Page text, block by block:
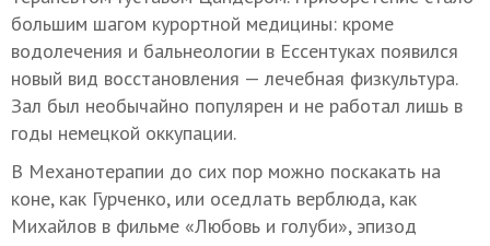
большим шагом курортной медицины: кроме
водолечения и бальнеологии в Ессентуках появился
новый вид восстановления — лечебная физкультура.
Зал был необычайно популярен и не работал лишь в
годы немецкой оккупации.
В Механотерапии до сих пор можно поскакать на
коне, как Гурченко, или оседлать верблюда, как
Михайлов в фильме «Любовь и голуби», эпизод